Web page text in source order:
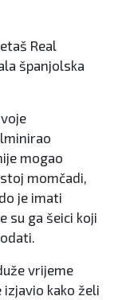
Real
španjolska
mogao
momčadi,
je imati
su ga šeici koji
vrijeme
kako želi